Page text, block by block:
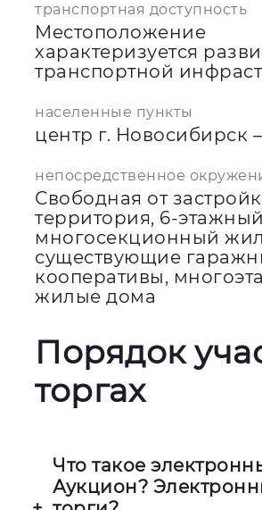
транспортная доступность
Местоположение
характеризуется
транспортной
населенные пункты
центр г. Новосибирск
непосредственное
Свободная от
территория, 6-этажный
многосекционный
существующие
кооперативы,
жилые дома
Порядок
торгах
Что такое
Аукцион?